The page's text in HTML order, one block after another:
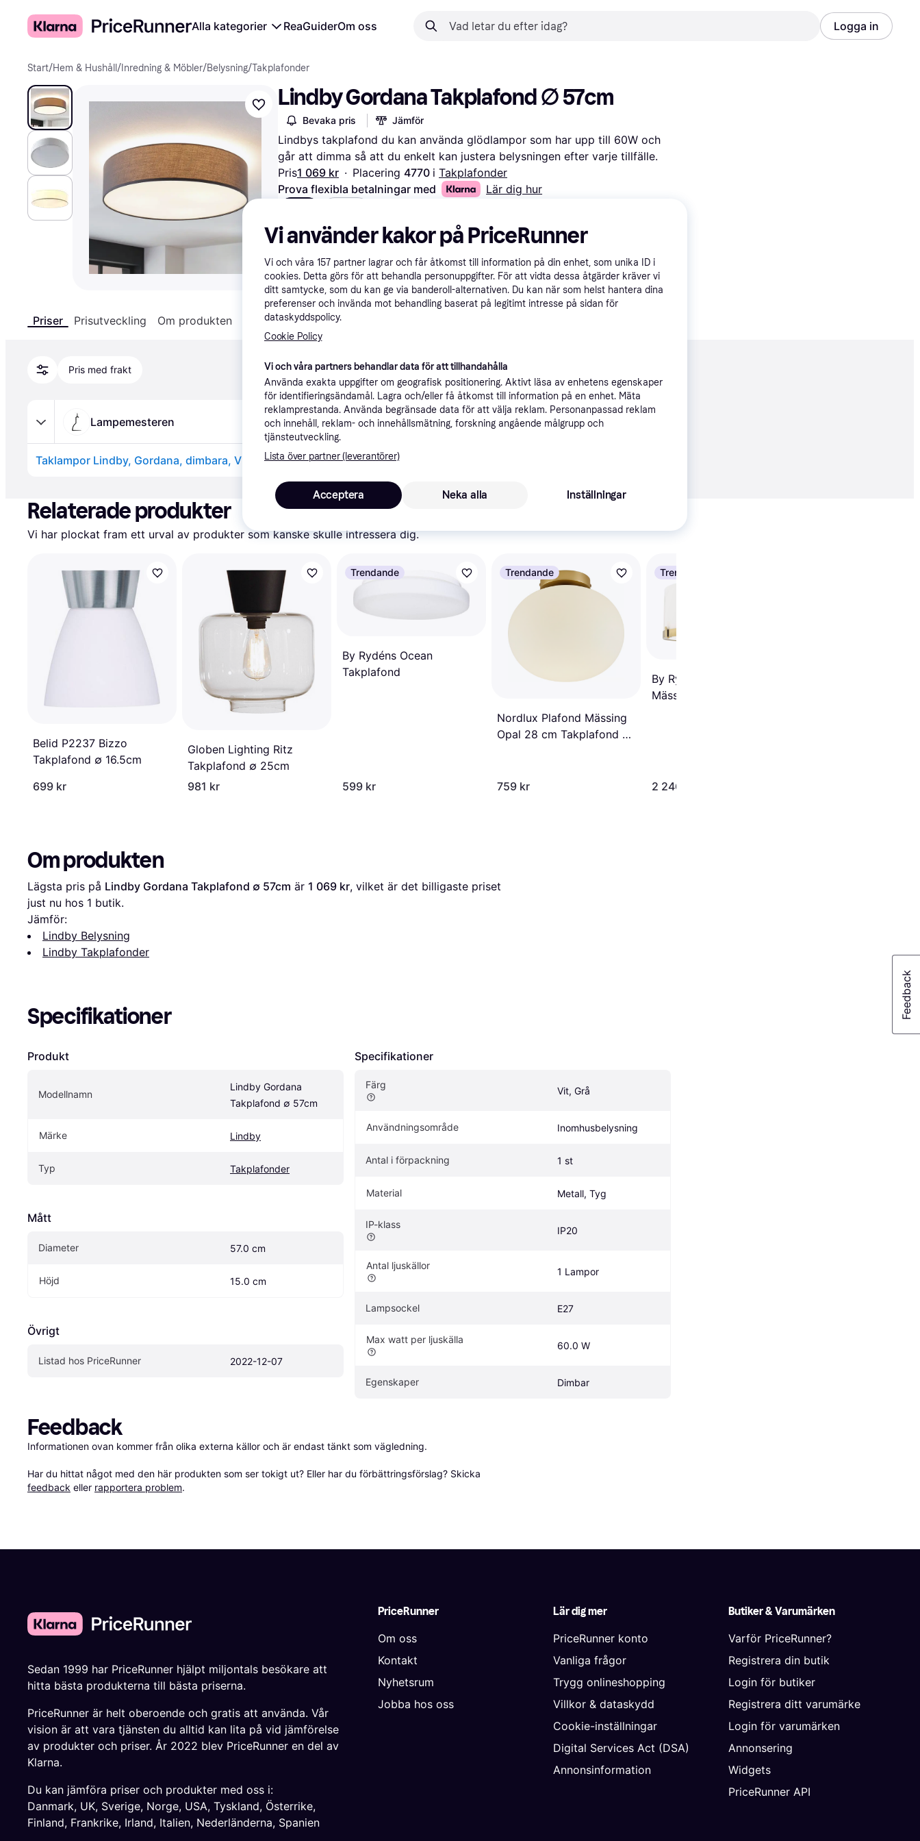
Alla kategorier ReaGuiderOm oss Logga in
Start/Hem & Hushåll / Inredning & Möbler/Belysning/Takplafonder
Lindby Gordana Takplafond ∅ 57cm
Bevaka pris Jämför
Lindbys takplafond du kan använda glödlampor som har upp till 60W och
går att dimma så att du enkelt kan justera belysningen efter varje tillfälle.
Pris1 069 kr · Placering 4770 i Takplafonder
Prova flexibla betalningar med
Lär dig hur
Priser Prisutveckling Om produkten Specifikationer
Pris med frakt
Lampemesteren
Taklampor Lindby, Gordana, dimbara, Vit, Vardagsrum, Tyg / textil, Modern
Relaterade produkter
Vi har plockat fram ett urval av produkter som kanske skulle intressera dig.
Belid P2237 Bizzo
Takplafond ∅ 16.5cm
699 kr
Globen Lighting Ritz
Takplafond ∅ 25cm
981 kr
Trendande
By Rydéns Ocean
Takplafond
599 kr
Trendande
Nordlux Plafond Mässing
Opal 28 cm Takplafond ∅
759 kr
Trendande
By Rydéns Marcel Ø40 Vit
Mässing Takplafond
2 246 kr
Om produkten
Lägsta pris på Lindby Gordana Takplafond ∅ 57cm är 1 069 kr, vilket är det billigaste priset
just nu hos 1 butik.
Jämför:
Lindby Belysning
Lindby Takplafonder
Specifikationer
Produkt
Modellnamn
Lindby Gordana
Takplafond ∅ 57cm
Märke Lindby
Typ Takplafonder
Mått
Diameter 57.0 cm
Höjd 15.0 cm
Övrigt
Listad hos PriceRunner 2022-12-07
Specifikationer
Färg
Vit, Grå
Användningsområde Inomhusbelysning
Antal i förpackning 1 st
Material Metall, Tyg
IP-klass
IP20
Antal ljuskällor
1 Lampor
Lampsockel E27
Max watt per ljuskälla
60.0 W
Egenskaper Dimbar
Feedback
Informationen ovan kommer från olika externa källor och är endast tänkt som vägledning.
Har du hittat något med den här produkten som ser tokigt ut? Eller har du förbättringsförslag? Skicka
feedback eller rapportera problem.
PriceRunner
Om oss
Kontakt
Nyhetsrum
Jobba hos oss
Lär dig mer
PriceRunner konto
Vanliga frågor
Trygg onlineshopping
Villkor & dataskydd
Cookie-inställningar
Digital Services Act (DSA)
Annonsinformation
Butiker & Varumärken
Varför PriceRunner?
Registrera din butik
Login för butiker
Registrera ditt varumärke
Login för varumärken
Annonsering
Widgets
PriceRunner API
Sedan 1999 har PriceRunner hjälpt miljontals besökare att
hitta bästa produkterna till bästa priserna.
PriceRunner är helt oberoende och gratis att använda. Vår
vision är att vara tjänsten du alltid kan lita på vid jämförelse
av produkter och priser. År 2022 blev PriceRunner en del av
Klarna.
Du kan jämföra priser och produkter med oss i:
Danmark, UK, Sverige, Norge, USA, Tyskland, Österrike,
Finland, Frankrike, Irland, Italien, Nederländerna, Spanien
Vi använder kakor på PriceRunner
Vi och våra 157 partner lagrar och får åtkomst till information på din enhet, som unika ID i
cookies. Detta görs för att behandla personuppgifter. För att vidta dessa åtgärder kräver vi
ditt samtycke, som du kan ge via banderoll-alternativen. Du kan när som helst hantera dina
preferenser och invända mot behandling baserat på legitimt intresse på sidan för
dataskyddspolicy.
Cookie Policy
Vi och våra partners behandlar data för att tillhandahålla
Använda exakta uppgifter om geografisk positionering. Aktivt läsa av enhetens egenskaper
för identifieringsändamål. Lagra och/eller få åtkomst till information på en enhet. Mäta
reklamprestanda. Använda begränsade data för att välja reklam. Personanpassad reklam
och innehåll, reklam- och innehållsmätning, forskning angående målgrupp och
tjänsteutveckling.
Lista över partner (leverantörer)
Neka alla
Acceptera Inställningar